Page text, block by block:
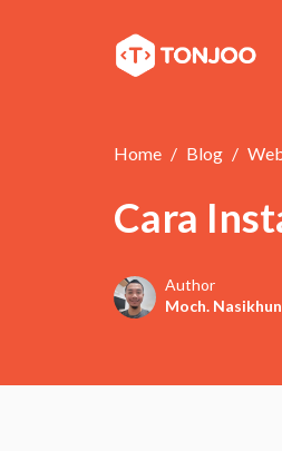
Home Blog
Cara
Author
Moch.